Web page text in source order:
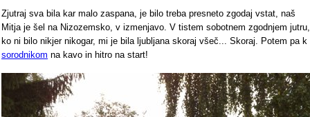
Zjutraj sva bila kar malo zaspana, je bilo treba presneto zgodaj vstat, naš
Mitja je šel na Nizozemsko, v izmenjavo. V tistem sobotnem zgodnjem jutru,
ko ni bilo nikjer nikogar, mi je bila ljubljana skoraj všeč... Skoraj. Potem pa k
sorodnikom na kavo in hitro na start!